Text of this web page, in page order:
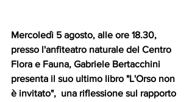
Mercoledì 5 agosto, alle ore 18.30,
presso l'anfiteatro naturale del Centro
Flora e Fauna, Gabriele Bertacchini
presenta il suo ultimo libro "L'Orso non
è invitato",  una riflessione sul rapporto